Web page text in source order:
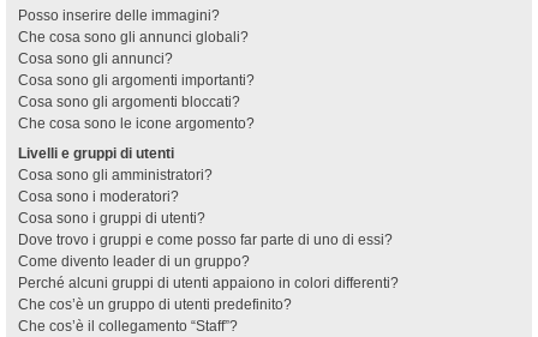
Posso inserire delle immagini?
Che cosa sono gli annunci globali?
Cosa sono gli annunci?
Cosa sono gli argomenti importanti?
Cosa sono gli argomenti bloccati?
Che cosa sono le icone argomento?
Livelli e gruppi di utenti
Cosa sono gli amministratori?
Cosa sono i moderatori?
Cosa sono i gruppi di utenti?
Dove trovo i gruppi e come posso far parte di uno di essi?
Come divento leader di un gruppo?
Perché alcuni gruppi di utenti appaiono in colori differenti?
Che cos’è un gruppo di utenti predefinito?
Che cos’è il collegamento “Staff”?